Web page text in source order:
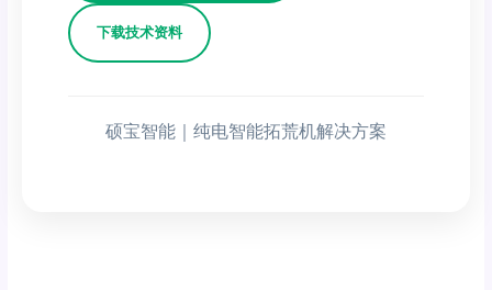
下载技术资料
硕宝智能｜纯电智能拓荒机解决方案